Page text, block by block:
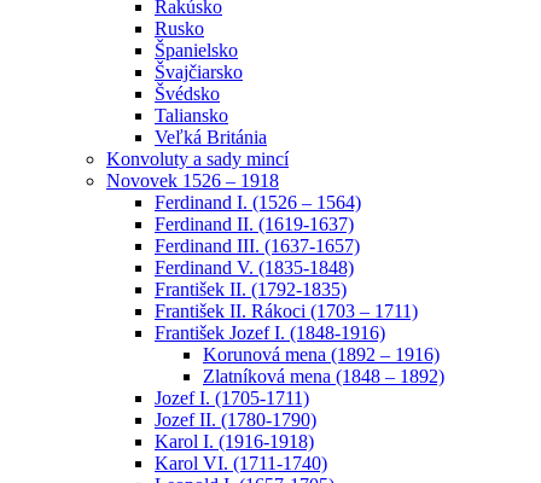
Rakúsko
Rusko
Španielsko
Švajčiarsko
Švédsko
Taliansko
Veľká Británia
Konvoluty a sady mincí
Novovek 1526 – 1918
Ferdinand I. (1526 – 1564)
Ferdinand II. (1619-1637)
Ferdinand III. (1637-1657)
Ferdinand V. (1835-1848)
František II. (1792-1835)
František II. Rákoci (1703 – 1711)
František Jozef I. (1848-1916)
Korunová mena (1892 – 1916)
Zlatníková mena (1848 – 1892)
Jozef I. (1705-1711)
Jozef II. (1780-1790)
Karol I. (1916-1918)
Karol VI. (1711-1740)